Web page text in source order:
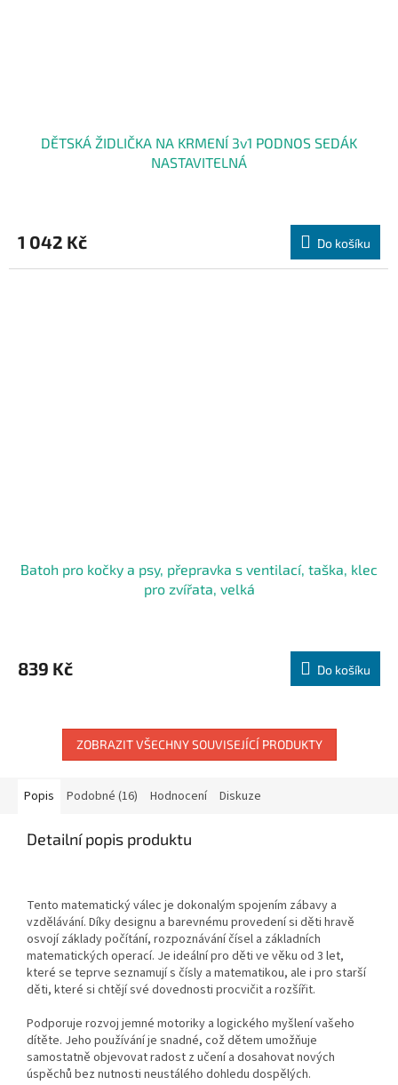
DĚTSKÁ ŽIDLIČKA NA KRMENÍ 3v1 PODNOS SEDÁK
NASTAVITELNÁ
1 042 Kč Do košíku
Batoh pro kočky a psy, přepravka s ventilací, taška, klec
pro zvířata, velká
839 Kč Do košíku
ZOBRAZIT VŠECHNY SOUVISEJÍCÍ PRODUKTY
Popis Podobné (16) Hodnocení Diskuze
Detailní popis produktu
Tento matematický válec je dokonalým spojením zábavy a
vzdělávání. Díky designu a barevnému provedení si děti hravě
osvojí základy počítání, rozpoznávání čísel a základních
matematických operací. Je ideální pro děti ve věku od 3 let,
které se teprve seznamují s čísly a matematikou, ale i pro starší
děti, které si chtějí své dovednosti procvičit a rozšířit.
Podporuje rozvoj jemné motoriky a logického myšlení vašeho
dítěte. Jeho používání je snadné, což dětem umožňuje
samostatně objevovat radost z učení a dosahovat nových
úspěchů bez nutnosti neustálého dohledu dospělých.